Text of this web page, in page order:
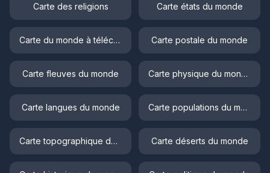
Carte des religions Carte états du monde
Carte du monde à télécharger Carte postale du monde
Carte fleuves du monde Carte physique du monde
Carte langues du monde Carte populations du monde
Carte topographique du monde Carte déserts du monde